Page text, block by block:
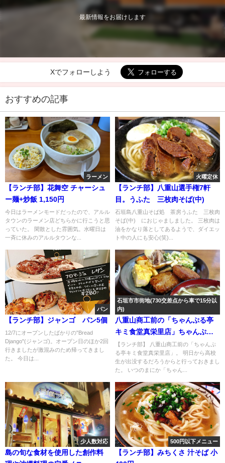
最新情報をお届けします
Xでフォローしよう
おすすめの記事
ラーメン
【ランチ部】花舞空 チャーシュ
ー麺+炒飯 1,150円
今日はラーメンモードだったので、アルル
タウンのラーメン店どちらかに行こうと思
っていた。 閑散とした雰囲気。水曜日は
一斉に休みのアルルタウンな...
火曜定休
【ランチ部】八重山選手権7軒
目。うふた 三枚肉そば(中)
石垣島八重山そば処 茶房うふた 三枚肉
そば(中) におじゃましました。 三枚肉は
油をかなり落としてあるようで、ダイエッ
ト中の人にも安心(笑)...
パン
【ランチ部】ジャンゴ パン5個
12/7にオープンしたばかりの"Bread
Django"(ジャンゴ)。オープン日のほか2回
行きましたが激混みのため帰ってきまし
た。 今日は...
石垣市市街地(730交差点から車で15分以
内)
八重山商工前の「ちゃんぷる亭
キミ食堂真栄里店」ちゃんぷる
食べ放題
【ランチ部】 八重山商工前の「ちゃんぷ
る亭キミ食堂真栄里店」。 明日から高校
生が出没するだろうからと行っておきまし
た。 いつのまにか「ちゃん...
少人数対応
島の旬な食材を使用した創作料
500円以下メニュー
【ランチ部】みちくさ 汁そば 小